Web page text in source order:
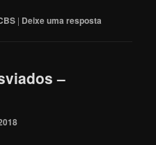
| Deixe uma resposta
–